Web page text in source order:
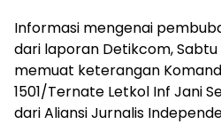
Informasi mengenai
dari laporan Detikcom,
memuat keterangan
1501/Ternate Letkol Inf Jani
dari Aliansi Jurnalis